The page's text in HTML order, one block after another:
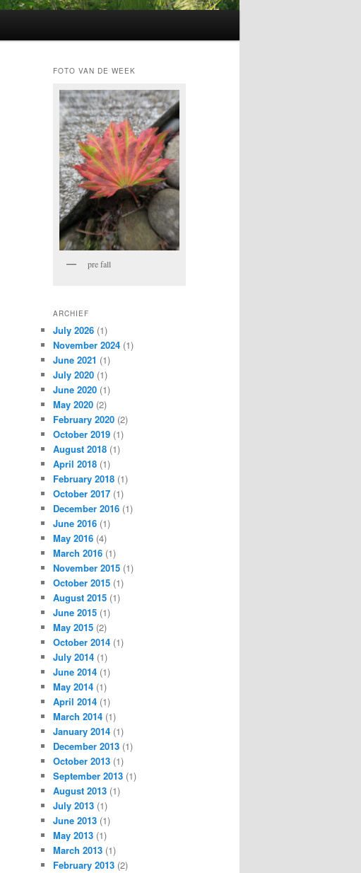
FOTO VAN DE WEEK
pre fall
ARCHIEF
July 2026 (1)
November 2024 (1)
June 2021 (1)
July 2020 (1)
June 2020 (1)
May 2020 (2)
February 2020 (2)
October 2019 (1)
August 2018 (1)
April 2018 (1)
February 2018 (1)
October 2017 (1)
December 2016 (1)
June 2016 (1)
May 2016 (4)
March 2016 (1)
November 2015 (1)
October 2015 (1)
August 2015 (1)
June 2015 (1)
May 2015 (2)
October 2014 (1)
July 2014 (1)
June 2014 (1)
May 2014 (1)
April 2014 (1)
March 2014 (1)
January 2014 (1)
December 2013 (1)
October 2013 (1)
September 2013 (1)
August 2013 (1)
July 2013 (1)
June 2013 (1)
May 2013 (1)
March 2013 (1)
February 2013 (2)